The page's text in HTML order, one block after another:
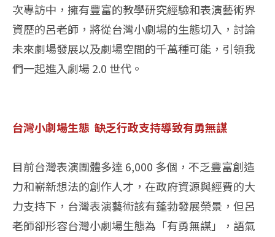
次專訪中，擁有豐富的教學研究經驗和表演藝術界
資歷的呂老師，將從台灣小劇場的生態切入，討論
未來劇場發展以及劇場空間的千萬種可能，引領我
們一起進入劇場 2.0 世代。
台灣小劇場生態 缺乏行政支持導致有勇無謀
目前台灣表演團體多達 6,000 多個，不乏豐富創造
力和嶄新想法的創作人才，在政府資源與經費的大
力支持下，台灣表演藝術該有蓬勃發展榮景，但呂
老師卻形容台灣小劇場生態為「有勇無謀」，語氣